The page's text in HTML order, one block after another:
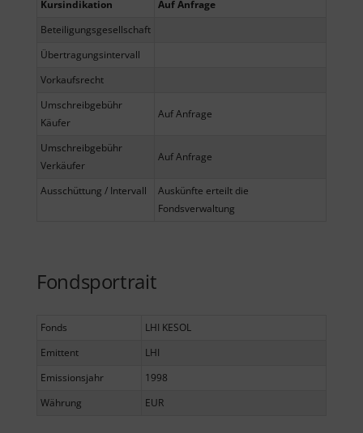
Kursindikation
Auf Anfrage
Beteiligungsgesellschaft
Übertragungsintervall
Vorkaufsrecht
Umschreibgebühr
Käufer
Auf Anfrage
Umschreibgebühr
Verkäufer
Auf Anfrage
Ausschüttung / Intervall
Auskünfte erteilt die
Fondsverwaltung
Fondsportrait
Fonds
LHI KESOL
Emittent
LHI
Emissionsjahr
1998
Währung
EUR